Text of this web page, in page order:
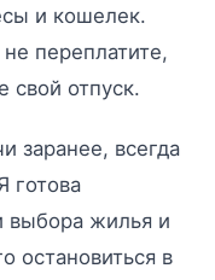
и кошелек.
переплатите,
свой отпуск.
заранее, всегда
готова
выбора жилья и
остановиться в